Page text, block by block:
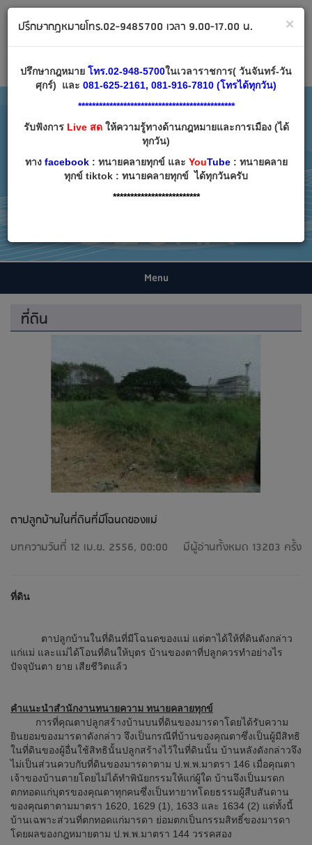
Email:decha007@decha.com
เข้าสู่ระบบ สมัครสมาชิก
Menu
ที่ดิน
ตาปลูกบ้านในที่ดินที่มีโฉนดของแม่
บทความวันที่ 12 เม.ย. 2556, 00:00
มีผู้อ่านทั้งหมด 13203 ครั้ง
ที่ดิน
ตาปลูกบ้านในที่ดินที่มีโฉนดของแม่ แต่ตาได้ให้ที่ดินดังกล่าว
แก่แม่ และแม่ได้โอนที่ดินให้บุตร บ้านของตาที่ปลูกควรทำอย่างไร
ปัจจุบันตา ยาย เสียชีวิตแล้ว
คำแนะนำสำนักงานทนายความ ทนายคลายทุกข์
การที่คุณตาปลูกสร้างบ้านบนที่ดินของมารดาโดยได้รับความ
ยินยอมของมารดาดังกล่าว จึงเป็นกรณีที่บ้านของคุณตาซึ่งเป็นผู้มีสิทธิ
ในที่ดินของผู้อื่นใช้สิทธินั้นปลูกสร้างไว้ในที่ดินนั้น บ้านหลังดังกล่าวจึง
ไม่เป็นส่วนควบกับที่ดินของมารดาตาม ป.พ.พ.มาตรา 146 เมื่อคุณตา
เจ้าของบ้านตายโดยไม่ได้ทำพินัยกรรมให้แก่ผู้ใด บ้านจึงเป็นมรดก
ตกทอดแก่บุตรของคุณตาทุกคนซึ่งเป็นทายาทโดยธรรมผู้สืบสันดาน
ของคุณตาตามมาตรา 1620, 1629 (1), 1633 และ 1634 (2) แต่ทั้งนี้
บ้านเฉพาะส่วนที่ตกทอดแก่มารดา ย่อมตกเป็นกรรมสิทธิ์ของมารดา
โดยผลของกฎหมายตาม ป.พ.พ.มาตรา 144 วรรคสอง
×
ปรึกษากฎหมายโทร.02-9485700 เวลา 9.00-17.00 น.
ปรึกษากฎหมาย โทร.02-948-5700ในเวลาราชการ( วันจันทร์-วัน
ศุกร์) และ 081-625-2161, 081-916-7810 (โทรได้ทุกวัน)
*********************************************
รับฟังการLive สดให้ความรู้ทางด้านกฎหมายและการเมือง (ได้
ทุกวัน)
ทาง facebook: ทนายคลายทุกข์ และ YouTube: ทนายคลาย
ทุกข์ tiktok : ทนายคลายทุกข์ ได้ทุกวันครับ
*************************